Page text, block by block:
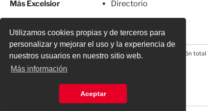
Utilizamos cookies propias y de terceros para
personalizar y mejorar el uso y la experiencia de
nuestros usuarios en nuestro sitio web.
Más información
Aceptar
Más Excelsior
Directorio
© 2026 Todos los derechos reservados. Prohibida la reproducción total
o parcial, incluyendo cualquier medio electrónico*